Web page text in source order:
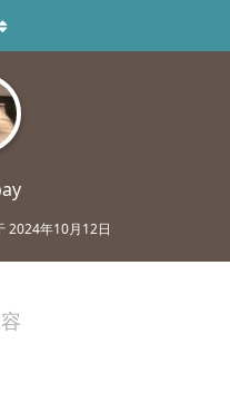
2024年10月12日